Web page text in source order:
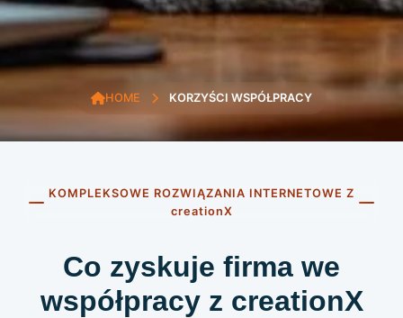
HOME KORZYŚCI WSPÓŁPRACY
KOMPLEKSOWE ROZWIĄZANIA INTERNETOWE Z
creationX
Co zyskuje firma we
współpracy z creationX